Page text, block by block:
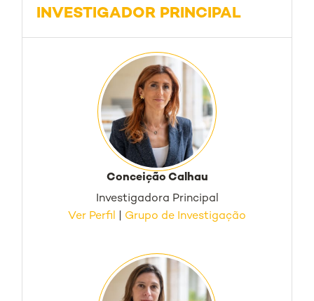
INVESTIGADOR PRINCIPAL
Conceição Calhau
Investigadora Principal
Ver Perfil
Grupo de Investigação